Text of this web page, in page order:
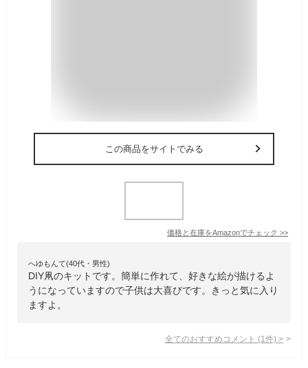
この商品をサイトでみる
価格と在庫をAmazonでチェック >>
へゆもんて(40代・男性)
DIY凧のキットです。簡単に作れて、好きな絵が描けるよ
うになっていますので子供は大喜びです。きっと気に入り
ますよ。
全てのおすすめコメント (1 件) >